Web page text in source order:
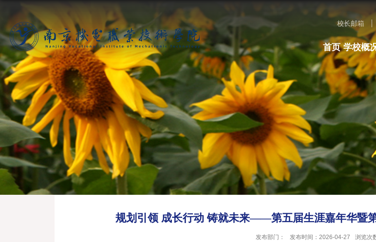
校长邮箱
首页 学校概
规划引领 成长行动 铸就未来——第五届生涯嘉年华暨
发布部门： 发布时间：2026-04-27 浏览次